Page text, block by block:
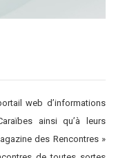
web d’informations
ainsi qu’à leurs
des Rencontres »